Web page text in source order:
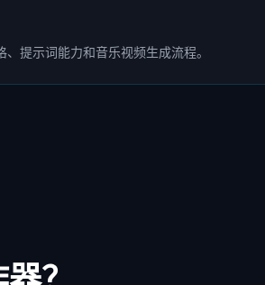
提示词能力和音乐视频生成流程。